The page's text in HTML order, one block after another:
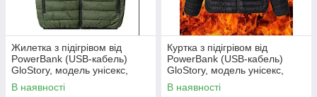
Жилетка з підігрівом від
PowerBank (USB-кабель)
GloStory, модель унісекс,
розмір 3XL-6XL
В наявності
Куртка з підігрівом від
PowerBank (USB-кабель)
GloStory, модель унісекс,
розмір 2хл-5хл
В наявності